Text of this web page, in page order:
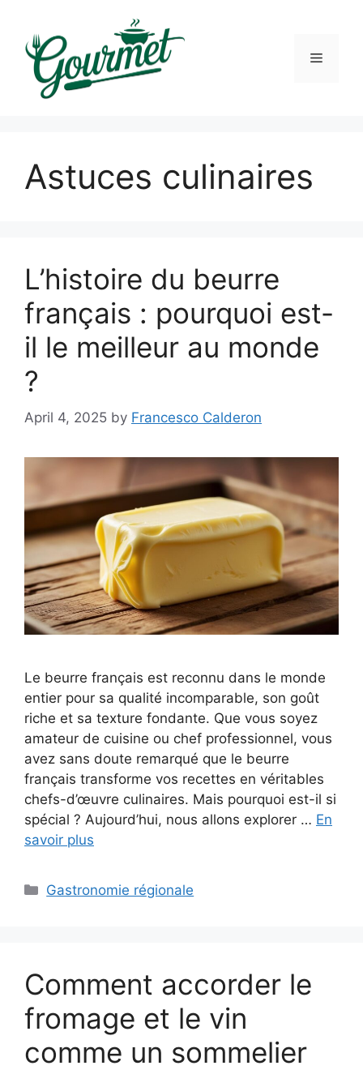
content
Menu
Astuces culinaires
L’histoire du beurre
français : pourquoi est-
il le meilleur au monde
?
April 4, 2025 by Francesco Calderon
Le beurre français est reconnu dans le monde
entier pour sa qualité incomparable, son goût
riche et sa texture fondante. Que vous soyez
amateur de cuisine ou chef professionnel, vous
avez sans doute remarqué que le beurre
français transforme vos recettes en véritables
chefs-d’œuvre culinaires. Mais pourquoi est-il si
spécial ? Aujourd’hui, nous allons explorer … En
savoir plus
Categories
Gastronomie régionale
Comment accorder le
fromage et le vin
comme un sommelier